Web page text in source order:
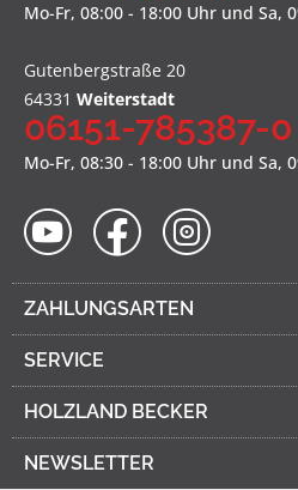
Mo-Fr, 08:00 - 18:00 Uhr und Sa,
Gutenbergstraße 20
64331 Weiterstadt
06151-785387-0
Mo-Fr, 08:30 - 18:00 Uhr und Sa,
ZAHLUNGSARTEN
SERVICE
HOLZLAND BECKER
NEWSLETTER